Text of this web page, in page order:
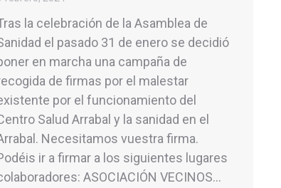
la celebración de la Asamblea de
el pasado 31 de enero se decidió
en marcha una campaña de
de firmas por el malestar
por el funcionamiento del
Salud Arrabal y la sanidad en el
Necesitamos vuestra firma.
ir a firmar a los siguientes lugares
ASOCIACIÓN VECINOS…